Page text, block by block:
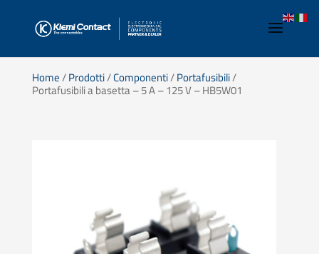
Home/Prodotti/Componenti/Portafusibili/
Portafusibili a basetta – 5 A – 125 V – HB5W01